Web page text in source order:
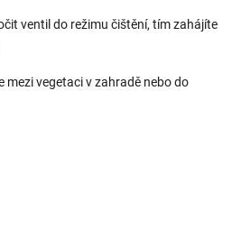
ventil do režimu čištění, tím zahájíte
mezi vegetaci v zahradě nebo do